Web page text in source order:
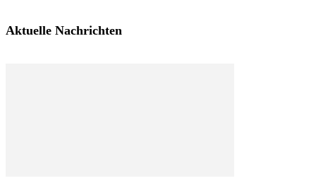
Aktuelle Nachrichten